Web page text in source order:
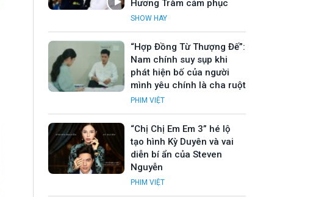
Hương Tràm cảm phục
SHOW HAY
“Hợp Đồng Từ Thượng Đế”:
Nam chính suy sụp khi
phát hiện bố của người
mình yêu chính là cha ruột
PHIM VIỆT
“Chị Chị Em Em 3” hé lộ
tạo hình Kỳ Duyên và vai
diễn bí ẩn của Steven
Nguyễn
PHIM VIỆT